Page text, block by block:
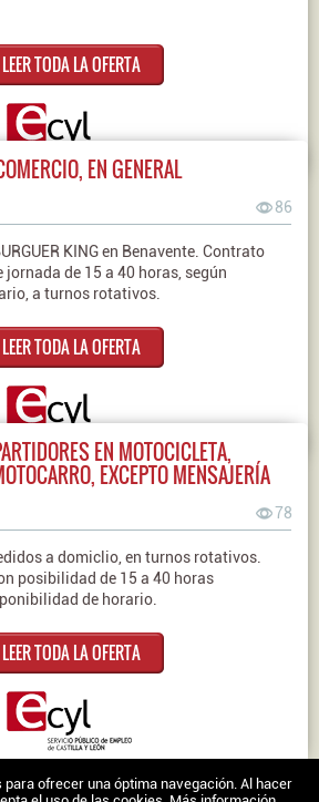
LEER TODA LA OFERTA
EN GENERAL
86
KING en Benavente. Contrato
jornada de 15 a 40 horas, según
a turnos rotativos.
LEER TODA LA OFERTA
EN MOTOCICLETA,
EXCEPTO MENSAJERÍA
78
a domiclio, en turnos rotativos.
posibilidad de 15 a 40 horas
de horario.
LEER TODA LA OFERTA
Ofertas en Twitter|Aviso legal|Política de
ofrecer una óptima navegación. Al hacer